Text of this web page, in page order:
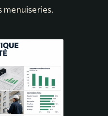
menuiseries.